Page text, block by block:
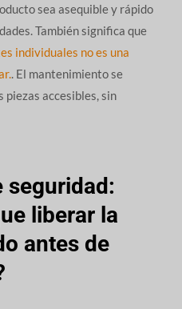
sea asequible y rápido
También significa que
individuales no es una
. El mantenimiento se
accesibles, sin
seguridad:
liberar la
antes de